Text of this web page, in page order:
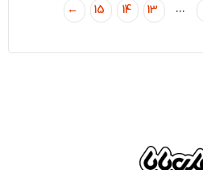
…
13
14
15
←